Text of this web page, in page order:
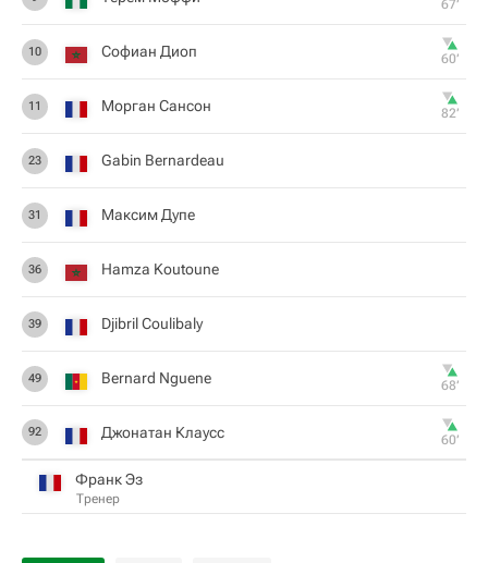
67‎’‎
10 Софиан Диоп 60‎’‎
11 Морган Сансон 82‎’‎
23 Gabin Bernardeau
31 Максим Дупе
36 Hamza Koutoune
39 Djibril Coulibaly
49 Bernard Nguene 68‎’‎
92 Джонатан Клаусс 60‎’‎
Франк Эз
Тренер